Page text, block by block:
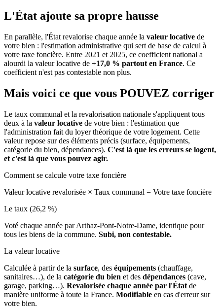
L'État ajoute sa propre hausse
En parallèle, l'État revalorise chaque année la valeur locative de
votre bien : l'estimation administrative qui sert de base de calcul à
votre taxe foncière. Entre 2021 et 2025, ce coefficient national a
alourdi la valeur locative de +17,0 % partout en France. Ce
coefficient n'est pas contestable non plus.
Mais voici ce que vous POUVEZ corriger
Le taux communal et la revalorisation nationale s'appliquent tous
deux à la valeur locative de votre bien : l'estimation que
l'administration fait du loyer théorique de votre logement. Cette
valeur repose sur des éléments précis (surface, équipements,
catégorie du bien, dépendances). C'est là que les erreurs se logent,
et c'est là que vous pouvez agir.
Comment se calcule votre taxe foncière
Valeur locative revalorisée × Taux communal = Votre taxe foncière
Le taux (26,2 %)
Voté chaque année par Arthaz-Pont-Notre-Dame, identique pour
tous les biens de la commune. Subi, non contestable.
La valeur locative
Calculée à partir de la surface, des équipements (chauffage,
sanitaires…), de la catégorie du bien et des dépendances (cave,
garage, parking…). Revalorisée chaque année par l'État de
manière uniforme à toute la France. Modifiable en cas d'erreur sur
votre bien.